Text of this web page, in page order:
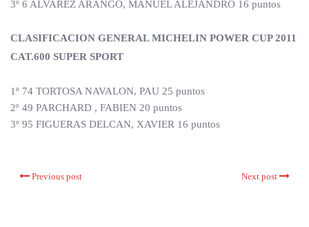
3º 6 ALVAREZ ARANGO, MANUEL ALEJANDRO 16 puntos
CLASIFICACION GENERAL MICHELIN POWER CUP 2011
CAT.600 SUPER SPORT
1º 74 TORTOSA NAVALON, PAU 25 puntos
2º 49 PARCHARD , FABIEN 20 puntos
3º 95 FIGUERAS DELCAN, XAVIER 16 puntos
Previous post Next post